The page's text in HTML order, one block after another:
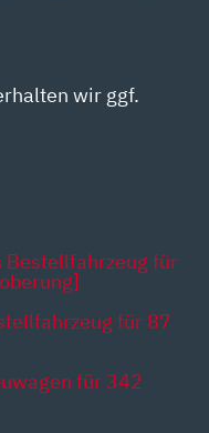
wir ggf.
Bestellfahrzeug für
für 87
für 342